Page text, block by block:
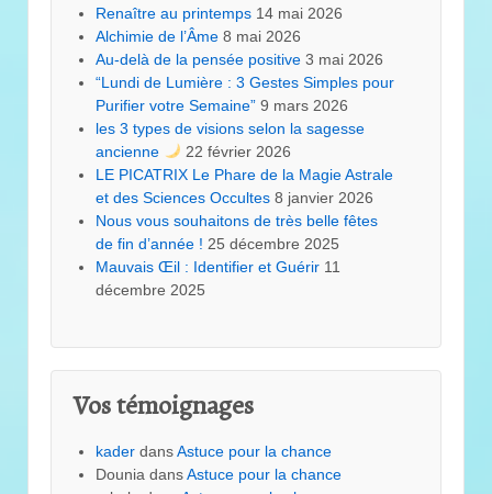
Renaître au printemps 14 mai 2026
Alchimie de l’Âme 8 mai 2026
Au-delà de la pensée positive 3 mai 2026
“Lundi de Lumière : 3 Gestes Simples pour
Purifier votre Semaine” 9 mars 2026
les 3 types de visions selon la sagesse
ancienne
22 février 2026
LE PICATRIX Le Phare de la Magie Astrale
et des Sciences Occultes 8 janvier 2026
Nous vous souhaitons de très belle fêtes
de fin d’année ! 25 décembre 2025
Mauvais Œil : Identifier et Guérir 11
décembre 2025
Vos témoignages
kader dansAstuce pour la chance
Dounia dansAstuce pour la chance